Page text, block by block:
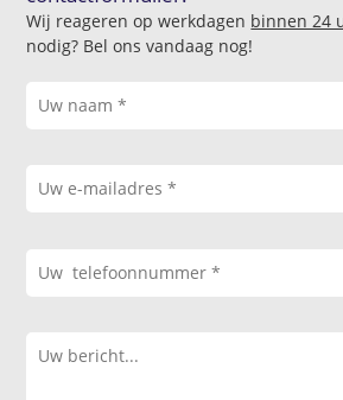
Wij reageren op werkdagen binnen 24
nodig? Bel ons vandaag nog!